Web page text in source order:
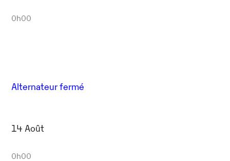
0h00
Alternateur fermé
14 Août
0h00